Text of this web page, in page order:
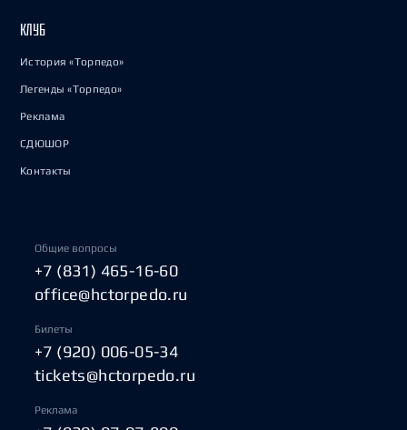
КЛУБ
История «Торпедо»
Легенды «Торпедо»
Реклама
СДЮШОР
Контакты
Общие вопросы
+7 (831) 465-16-60
office@hctorpedo.ru
Билеты
+7 (920) 006-05-34
tickets@hctorpedo.ru
Реклама